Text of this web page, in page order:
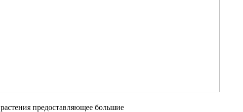
растения предоставляющее большие